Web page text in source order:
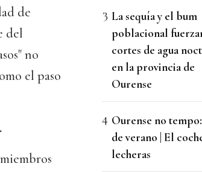
de
del
no
el paso
La sequía y el bum
poblacional
cortes de agua
en la provincia de
Ourense
Ourense no
de verano | El
lecheras